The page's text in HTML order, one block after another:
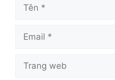
Email
Trang